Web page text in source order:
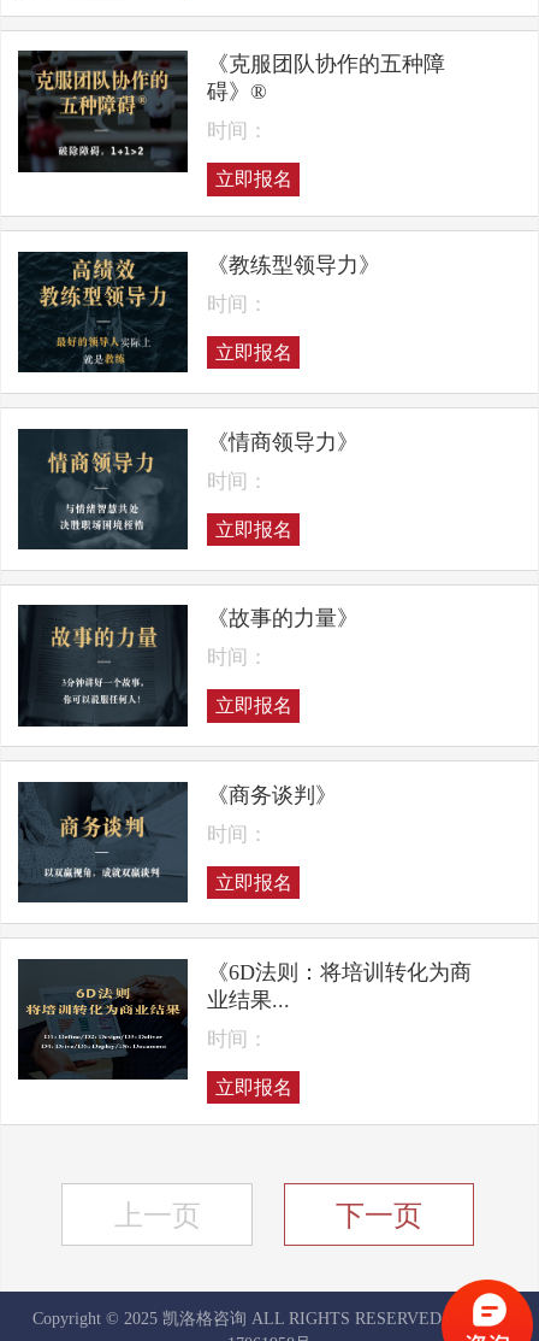
《克服团队协作的五种障
碍》®
时间：
立即报名
《教练型领导力》
时间：
立即报名
《情商领导力》
时间：
立即报名
《故事的力量》
时间：
立即报名
《商务谈判》
时间：
立即报名
《6D法则：将培训转化为商
业结果...
时间：
立即报名
上一页 下一页
Copyright © 2025 凯洛格咨询 ALL RIGHTS RESERVED
京ICP备